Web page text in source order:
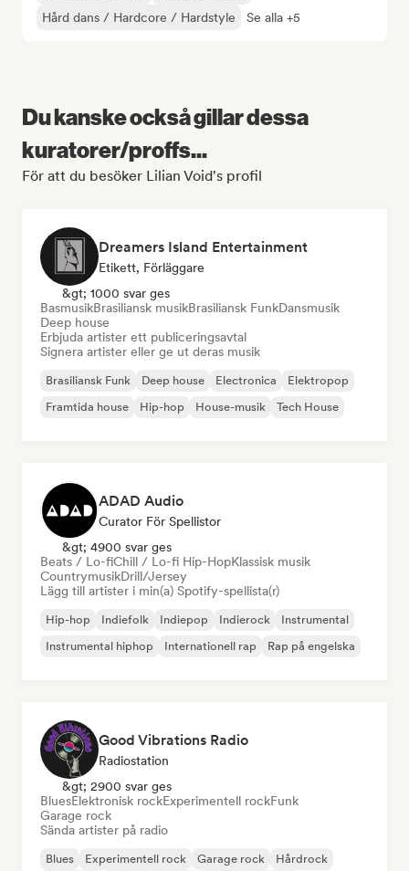
Hård dans / Hardcore / Hardstyle
Se alla +5
Du kanske också gillar dessa
kuratorer/proffs...
För att du besöker Lilian Void's profil
Dreamers Island Entertainment
Etikett, Förläggare
&gt; 1000 svar ges
BasmusikBrasiliansk musikBrasiliansk FunkDansmusik
Deep house
Erbjuda artister ett publiceringsavtal
Signera artister eller ge ut deras musik
Brasiliansk Funk Deep house Electronica
Elektropop
Framtida house
Hip-hop House-musik Tech House
ADAD Audio
Curator För Spellistor
&gt; 4900 svar ges
Beats / Lo-fiChill / Lo-fi Hip-HopKlassisk musik
CountrymusikDrill/Jersey
Lägg till artister i min(a) Spotify-spellista(r)
Hip-hop Indiefolk Indiepop Indierock
Instrumental
Instrumental hiphop
Internationell rap Rap på engelska
Good Vibrations Radio
Radiostation
&gt; 2900 svar ges
BluesElektronisk rockExperimentell rockFunk
Garage rock
Sända artister på radio
Blues Experimentell rock Garage rock
Hårdrock